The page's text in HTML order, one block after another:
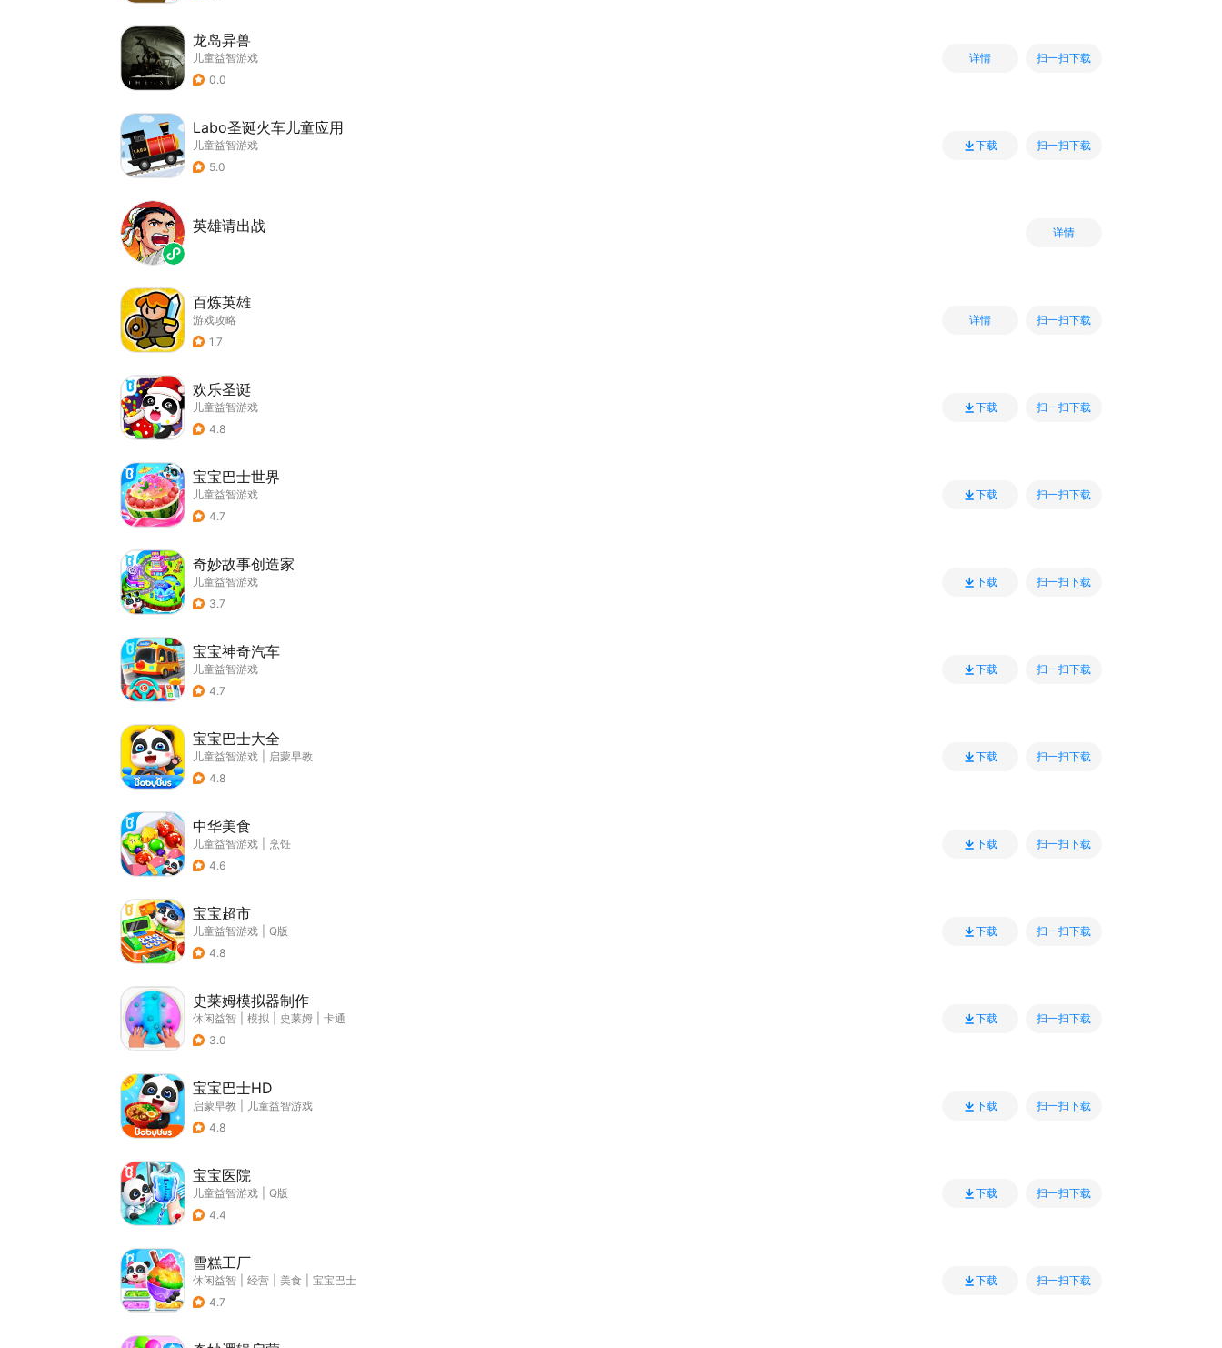
龙岛异兽
儿童益智游戏
0.0
详情 扫一扫下载
Labo圣诞火车儿童应用
儿童益智游戏
5.0
下载 扫一扫下载
英雄请出战 详情
百炼英雄
游戏攻略
1.7
详情 扫一扫下载
欢乐圣诞
儿童益智游戏
4.8
下载 扫一扫下载
宝宝巴士世界
儿童益智游戏
4.7
下载 扫一扫下载
奇妙故事创造家
儿童益智游戏
3.7
下载 扫一扫下载
宝宝神奇汽车
儿童益智游戏
4.7
下载 扫一扫下载
宝宝巴士大全
儿童益智游戏
启蒙早教
4.8
下载 扫一扫下载
中华美食
儿童益智游戏
烹饪
4.6
下载 扫一扫下载
宝宝超市
儿童益智游戏
Q版
4.8
下载 扫一扫下载
史莱姆模拟器制作
休闲益智 模拟 史莱姆
卡通
3.0
下载 扫一扫下载
宝宝巴士HD
启蒙早教
儿童益智游戏
4.8
下载 扫一扫下载
宝宝医院
儿童益智游戏
Q版
4.4
下载 扫一扫下载
雪糕工厂
休闲益智 经营 美食
宝宝巴士
4.7
下载 扫一扫下载